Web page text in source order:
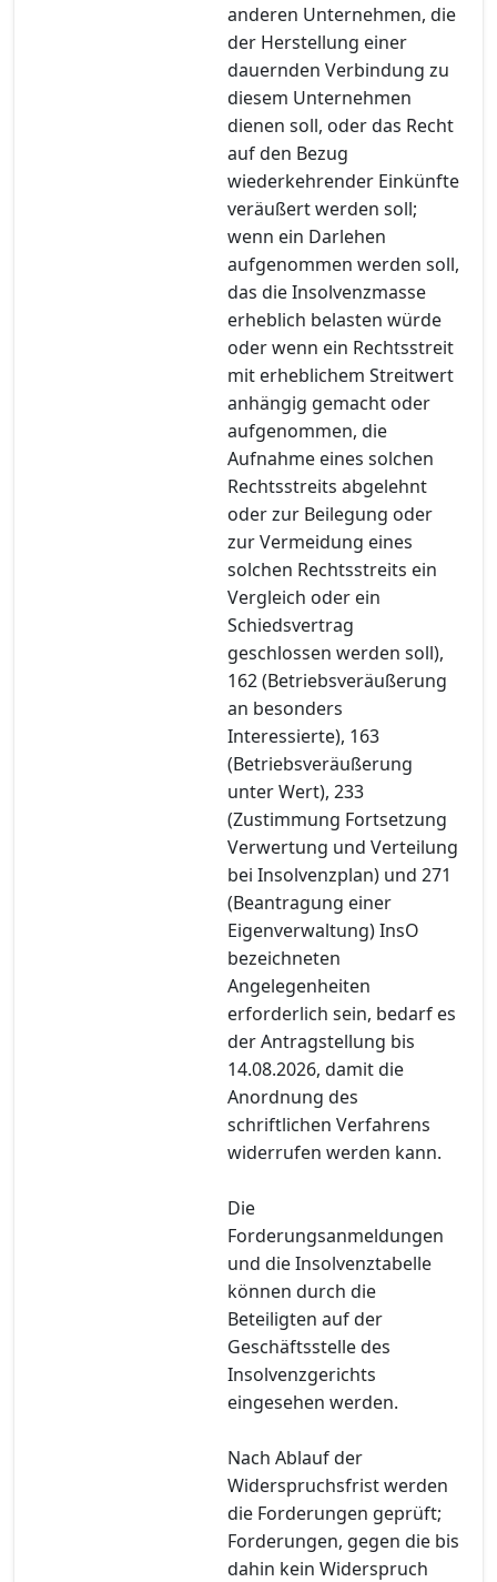
anderen Unternehmen, die
der Herstellung einer
dauernden Verbindung zu
diesem Unternehmen
dienen soll, oder das Recht
auf den Bezug
wiederkehrender Einkünfte
veräußert werden soll;
wenn ein Darlehen
aufgenommen werden soll,
das die Insolvenzmasse
erheblich belasten würde
oder wenn ein Rechtsstreit
mit erheblichem Streitwert
anhängig gemacht oder
aufgenommen, die
Aufnahme eines solchen
Rechtsstreits abgelehnt
oder zur Beilegung oder
zur Vermeidung eines
solchen Rechtsstreits ein
Vergleich oder ein
Schiedsvertrag
geschlossen werden soll),
162 (Betriebsveräußerung
an besonders
Interessierte), 163
(Betriebsveräußerung
unter Wert), 233
(Zustimmung Fortsetzung
Verwertung und Verteilung
bei Insolvenzplan) und 271
(Beantragung einer
Eigenverwaltung) InsO
bezeichneten
Angelegenheiten
erforderlich sein, bedarf es
der Antragstellung bis
14.08.2026, damit die
Anordnung des
schriftlichen Verfahrens
widerrufen werden kann.
Die
Forderungsanmeldungen
und die Insolvenztabelle
können durch die
Beteiligten auf der
Geschäftsstelle des
Insolvenzgerichts
eingesehen werden.
Nach Ablauf der
Widerspruchsfrist werden
die Forderungen geprüft;
Forderungen, gegen die bis
dahin kein Widerspruch